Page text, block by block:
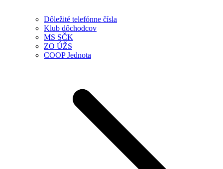
Dôležité telefónne čísla
Klub dôchodcov
MS SČK
ZO ÚŽS
COOP Jednota